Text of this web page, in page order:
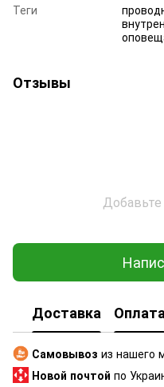
Теги
Отзывы
Доставка
Самовывоз из нашего
Новой почтой по